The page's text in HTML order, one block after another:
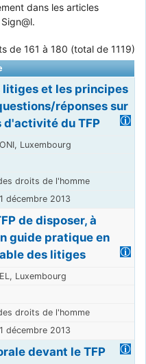
dans les articles
de 161 à 180 (total de 1119)
litiges et les principes
réponses sur
d'activité du TFP
Luxembourg
droits de l'homme
décembre 2013
de disposer, à
guide pratique en
des litiges
Luxembourg
droits de l'homme
décembre 2013
devant le TFP